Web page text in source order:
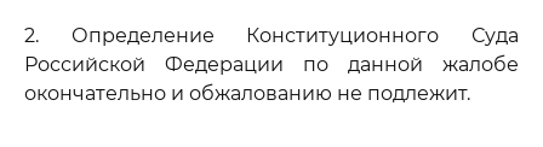
2. Определение Конституционного Суда
Российской Федерации по данной жалобе
окончательно и обжалованию не подлежит.